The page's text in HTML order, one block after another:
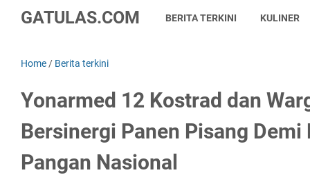
GATULAS.COM BERITA TERKINI KULINER
Home / Berita terkini
Yonarmed 12 Kostrad dan
Bersinergi Panen Pisang Demi
Pangan Nasional